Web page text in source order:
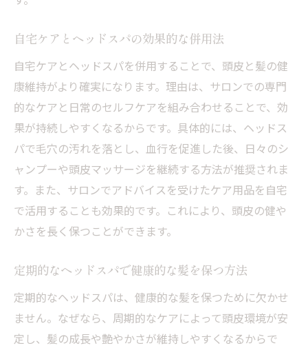
自宅ケアとヘッドスパの効果的な併用法
自宅ケアとヘッドスパを併用することで、頭皮と髪の健
康維持がより確実になります。理由は、サロンでの専門
的なケアと日常のセルフケアを組み合わせることで、効
果が持続しやすくなるからです。具体的には、ヘッドス
パで毛穴の汚れを落とし、血行を促進した後、日々のシ
ャンプーや頭皮マッサージを継続する方法が推奨されま
す。また、サロンでアドバイスを受けたケア用品を自宅
で活用することも効果的です。これにより、頭皮の健や
かさを長く保つことができます。
定期的なヘッドスパで健康的な髪を保つ方法
定期的なヘッドスパは、健康的な髪を保つために欠かせ
ません。なぜなら、周期的なケアによって頭皮環境が安
定し、髪の成長や艶やかさが維持しやすくなるからで